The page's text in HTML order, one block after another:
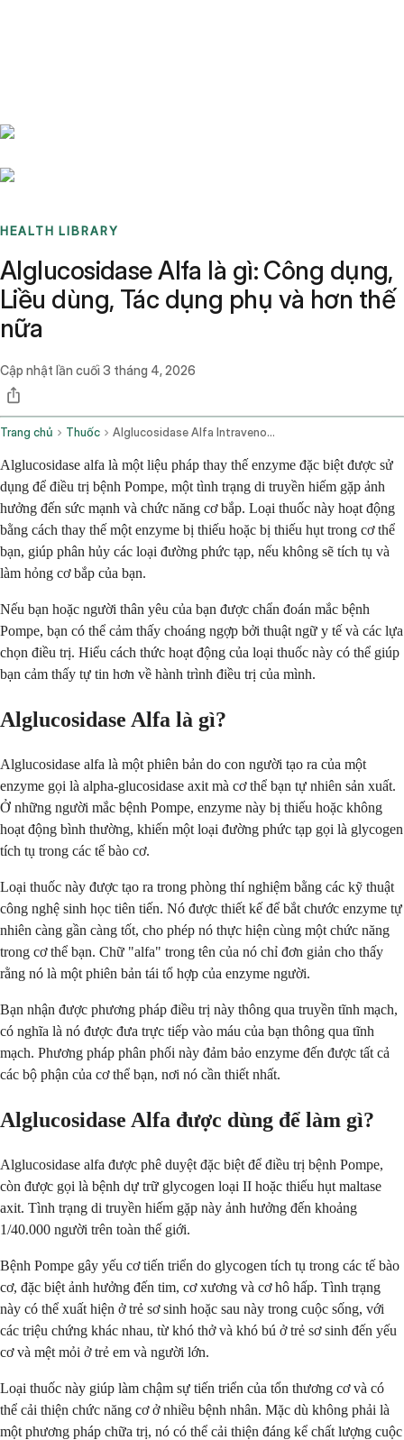
HEALTH LIBRARY
Alglucosidase Alfa là gì: Công dụng,
Liều dùng, Tác dụng phụ và hơn thế
nữa
Cập nhật lần cuối 3 tháng 4, 2026
Trang chủ Thuốc Alglucosidase Alfa Intravenous Route
Alglucosidase alfa là một liệu pháp thay thế enzyme đặc biệt được sử
dụng để điều trị bệnh Pompe, một tình trạng di truyền hiếm gặp ảnh
hưởng đến sức mạnh và chức năng cơ bắp. Loại thuốc này hoạt động
bằng cách thay thế một enzyme bị thiếu hoặc bị thiếu hụt trong cơ thể
bạn, giúp phân hủy các loại đường phức tạp, nếu không sẽ tích tụ và
làm hỏng cơ bắp của bạn.
Nếu bạn hoặc người thân yêu của bạn được chẩn đoán mắc bệnh
Pompe, bạn có thể cảm thấy choáng ngợp bởi thuật ngữ y tế và các lựa
chọn điều trị. Hiểu cách thức hoạt động của loại thuốc này có thể giúp
bạn cảm thấy tự tin hơn về hành trình điều trị của mình.
Alglucosidase Alfa là gì?
Alglucosidase alfa là một phiên bản do con người tạo ra của một
enzyme gọi là alpha-glucosidase axit mà cơ thể bạn tự nhiên sản xuất.
Ở những người mắc bệnh Pompe, enzyme này bị thiếu hoặc không
hoạt động bình thường, khiến một loại đường phức tạp gọi là glycogen
tích tụ trong các tế bào cơ.
Loại thuốc này được tạo ra trong phòng thí nghiệm bằng các kỹ thuật
công nghệ sinh học tiên tiến. Nó được thiết kế để bắt chước enzyme tự
nhiên càng gần càng tốt, cho phép nó thực hiện cùng một chức năng
trong cơ thể bạn. Chữ "alfa" trong tên của nó chỉ đơn giản cho thấy
rằng nó là một phiên bản tái tổ hợp của enzyme người.
Bạn nhận được phương pháp điều trị này thông qua truyền tĩnh mạch,
có nghĩa là nó được đưa trực tiếp vào máu của bạn thông qua tĩnh
mạch. Phương pháp phân phối này đảm bảo enzyme đến được tất cả
các bộ phận của cơ thể bạn, nơi nó cần thiết nhất.
Alglucosidase Alfa được dùng để làm gì?
Alglucosidase alfa được phê duyệt đặc biệt để điều trị bệnh Pompe,
còn được gọi là bệnh dự trữ glycogen loại II hoặc thiếu hụt maltase
axit. Tình trạng di truyền hiếm gặp này ảnh hưởng đến khoảng
1/40.000 người trên toàn thế giới.
Bệnh Pompe gây yếu cơ tiến triển do glycogen tích tụ trong các tế bào
cơ, đặc biệt ảnh hưởng đến tim, cơ xương và cơ hô hấp. Tình trạng
này có thể xuất hiện ở trẻ sơ sinh hoặc sau này trong cuộc sống, với
các triệu chứng khác nhau, từ khó thở và khó bú ở trẻ sơ sinh đến yếu
cơ và mệt mỏi ở trẻ em và người lớn.
Loại thuốc này giúp làm chậm sự tiến triển của tổn thương cơ và có
thể cải thiện chức năng cơ ở nhiều bệnh nhân. Mặc dù không phải là
một phương pháp chữa trị, nó có thể cải thiện đáng kể chất lượng cuộc